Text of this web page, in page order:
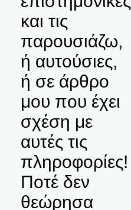
και τις
παρουσιάζω,
ή αυτούσιες,
ή σε άρθρο
μου που έχει
σχέση με
αυτές τις
πληροφορίες!
Ποτέ δεν
θεώρησα